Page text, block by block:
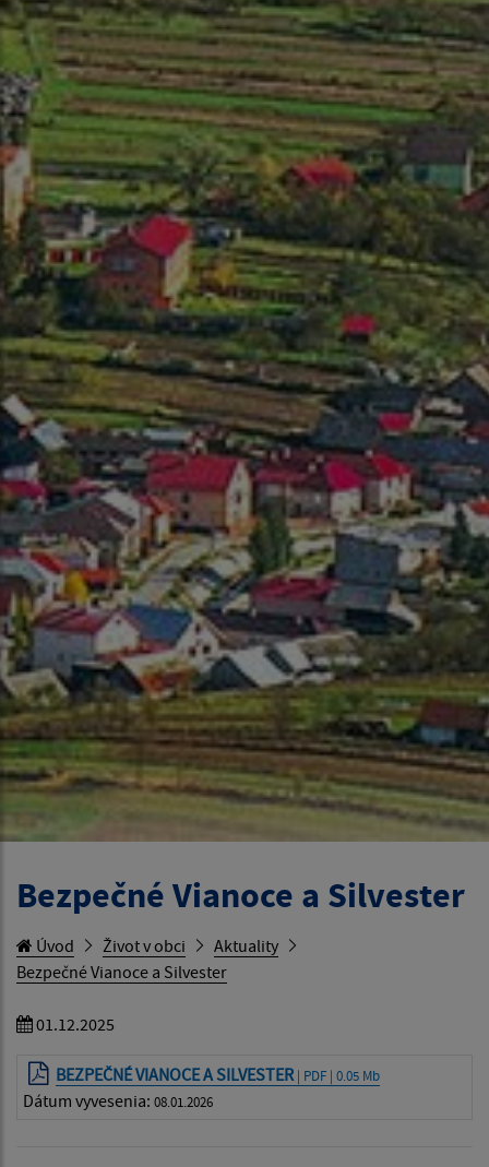
Bezpečné Vianoce a Silvester
Úvod Život v obci
Aktuality
Bezpečné Vianoce a Silvester
01.12.2025
BEZPEČNÉ VIANOCE A SILVESTER| PDF | 0.05 Mb
Dátum vyvesenia: 08.01.2026